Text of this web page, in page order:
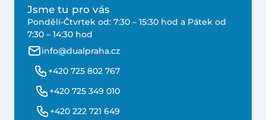
Jsme tu pro vás
Pondělí-Čtvrtek od: 7:30 – 15:30 hod a Pátek od
7:30 – 14:30 hod
info@dualpraha.cz
+420 725 802 767
+420 725 349 010
+420 222 721 649